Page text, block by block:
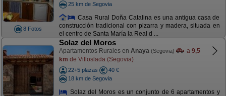
8 Fotos
25 km de Segovia
Casa Rural Doña Catalina es una antigua casa de
construcción tradicional con pizarra y madera, situada en
el centro de Santa María la Real d ...
Solaz del Moros
Apartamentos Rurales en Anaya (Segovia) a 9,5
km de Villoslada (Segovia)
22+5 plazas
40 €
18 km de Segovia
Solaz del Moros es un conjunto de 6 apartamentos y